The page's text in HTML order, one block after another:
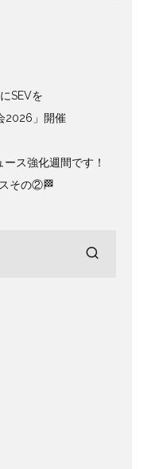
SEVを
2026」開催
ス強化週間です！
その②🏁